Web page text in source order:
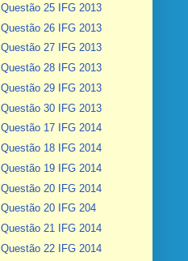
Questão 25 IFG 2013
Questão 26 IFG 2013
Questão 27 IFG 2013
Questão 28 IFG 2013
Questão 29 IFG 2013
Questão 30 IFG 2013
Questão 17 IFG 2014
Questão 18 IFG 2014
Questão 19 IFG 2014
Questão 20 IFG 2014
Questão 20 IFG 204
Questão 21 IFG 2014
Questão 22 IFG 2014